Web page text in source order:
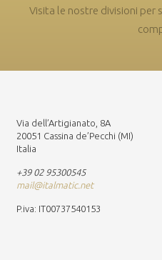
Visita le nostre divisioni per
Via dell’Artigianato, 8A
20051 Cassina de’Pecchi (MI)
Italia
+39 02 95300545
mail@italmatic.net
P.iva: IT00737540153